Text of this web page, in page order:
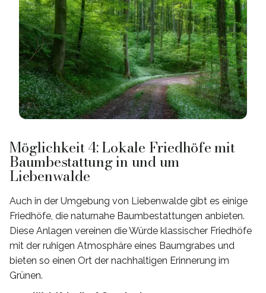
Möglichkeit 4: Lokale Friedhöfe mit
Baumbestattung in und um
Liebenwalde
Auch in der Umgebung von Liebenwalde gibt es einige
Friedhöfe, die naturnahe Baumbestattungen anbieten.
Diese Anlagen vereinen die Würde klassischer Friedhöfe
mit der ruhigen Atmosphäre eines Baumgrabes und
bieten so einen Ort der nachhaltigen Erinnerung im
Grünen.